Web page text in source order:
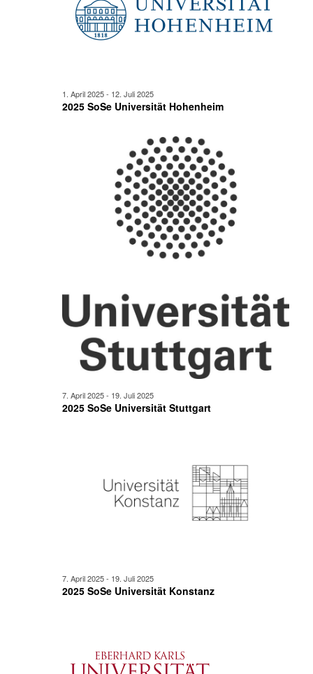
2025 SoSe Universität Hohenheim
1. April 2025- 12. Juli 2025
2025 SoSe Universität Stuttgart
7. April 2025- 19. Juli 2025
2025 SoSe Universität Konstanz
7. April 2025- 19. Juli 2025